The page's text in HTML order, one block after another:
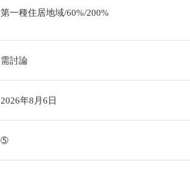
第一種住居地域/60%/200%
需討論
2026年8月6日
➄